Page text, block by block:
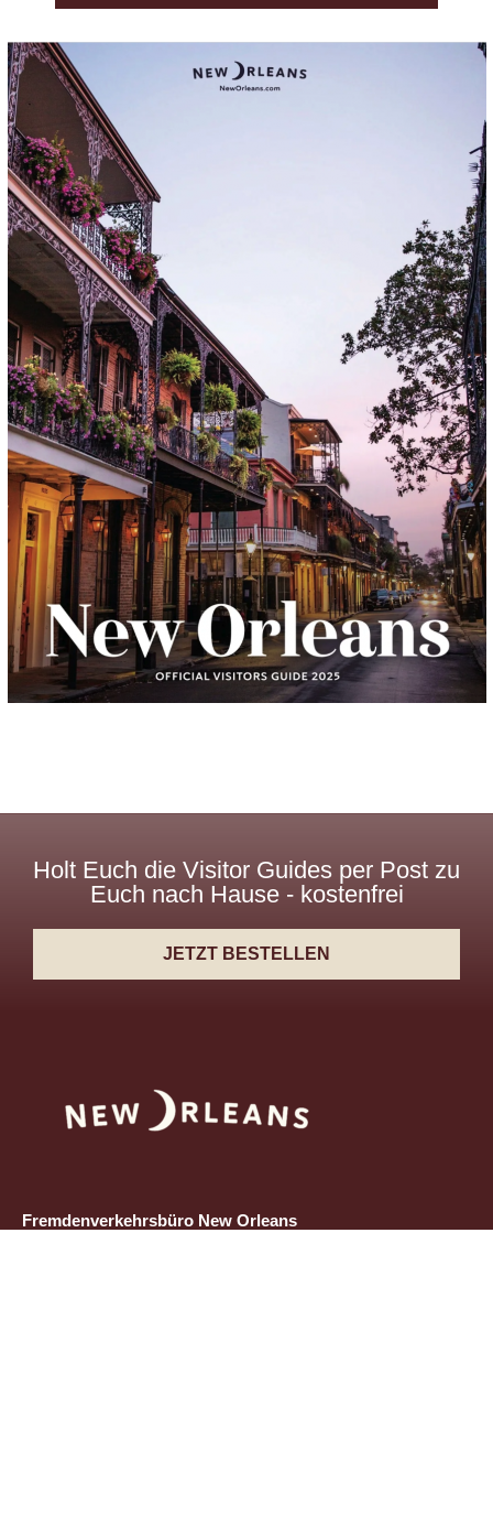
Holt Euch die Visitor Guides per Post zu
Euch nach Hause - kostenfrei
JETZT BESTELLEN
Fremdenverkehrsbüro New Orleans